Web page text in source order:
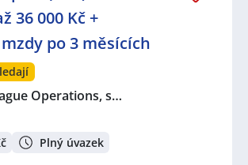
36 000 Kč +
po 3 měsících
Operations, s…
Plný úvazek